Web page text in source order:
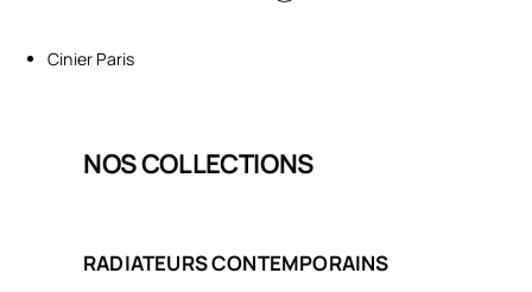
Cinier Paris
NOS COLLECTIONS
RADIATEURS CONTEMPORAINS